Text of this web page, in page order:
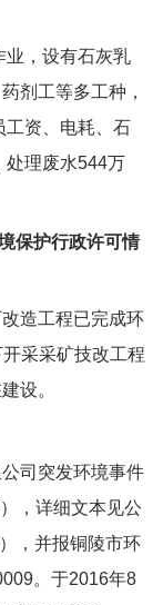
业，设有石灰乳
剂工等多工种，
工资、电耗、石
处理废水544万
保护行政许可情
造工程已完成环
采采矿技改工程
设。
司突发环境事件
），详细文本见公
），并报铜陵市环
。于2016年8